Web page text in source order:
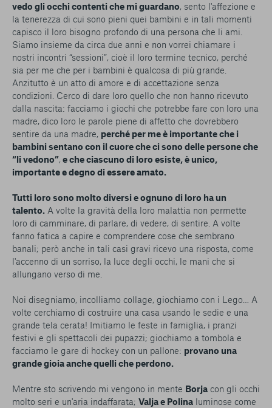
vedo gli occhi contenti che mi guardano, sento l'affezione e
la tenerezza di cui sono pieni quei bambini e in tali momenti
capisco il loro bisogno profondo di una persona che li ami.
Siamo insieme da circa due anni e non vorrei chiamare i
nostri incontri “sessioni”, cioè il loro termine tecnico, perché
sia per me che per i bambini è qualcosa di più grande.
Anzitutto è un atto di amore e di accettazione senza
condizioni. Cerco di dare loro quello che non hanno ricevuto
dalla nascita: facciamo i giochi che potrebbe fare con loro una
madre, dico loro le parole piene di affetto che dovrebbero
sentire da una madre, perché per me è importante che i
bambini sentano con il cuore che ci sono delle persone che
“li vedono”,e che ciascuno di loro esiste, è unico,
importante e degno di essere amato.
Tutti loro sono molto diversi e ognuno di loro ha un
talento. A volte la gravità della loro malattia non permette
loro di camminare, di parlare, di vedere, di sentire. A volte
fanno fatica a capire e comprendere cose che sembrano
banali; però anche in tali casi gravi ricevo una risposta, come
l'accenno di un sorriso, la luce degli occhi, le mani che si
allungano verso di me.
Noi disegniamo, incolliamo collage, giochiamo con i Lego… A
volte cerchiamo di costruire una casa usando le sedie e una
grande tela cerata! Imitiamo le feste in famiglia, i pranzi
festivi e gli spettacoli dei pupazzi; giochiamo a tombola e
facciamo le gare di hockey con un pallone: provano una
grande gioia anche quelli che perdono.
Mentre sto scrivendo mi vengono in mente Borja con gli occhi
molto seri e un'aria indaffarata; Valja e Polina luminose come